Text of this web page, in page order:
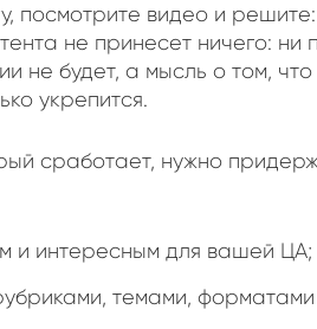
посмотрите видео и
не принесет ничего: ни
не будет, а мысль о том,
укрепится.
сработает, нужно
и интересным для вашей ЦА;
темами, форматами